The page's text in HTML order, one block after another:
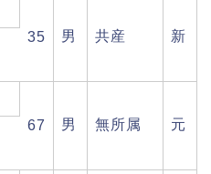
35
男 共産 新
67
男 無所属 元